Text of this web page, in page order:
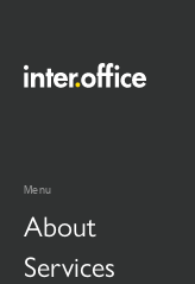
Menu
About
Services